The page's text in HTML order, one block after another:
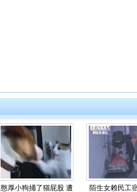
憨厚小狗捅了猫屁股 遭
陌生女赖民工